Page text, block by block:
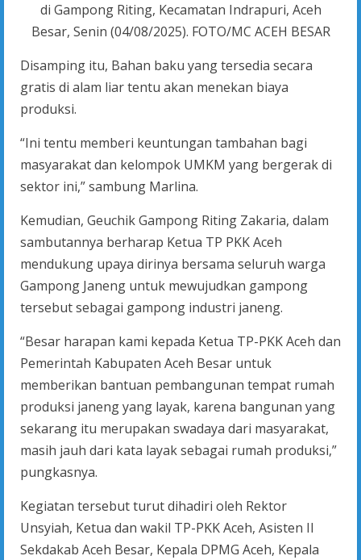
di Gampong Riting, Kecamatan Indrapuri, Aceh
Besar, Senin (04/08/2025). FOTO/MC ACEH BESAR
Disamping itu, Bahan baku yang tersedia secara
gratis di alam liar tentu akan menekan biaya
produksi.
“Ini tentu memberi keuntungan tambahan bagi
masyarakat dan kelompok UMKM yang bergerak di
sektor ini,” sambung Marlina.
Kemudian, Geuchik Gampong Riting Zakaria, dalam
sambutannya berharap Ketua TP PKK Aceh
mendukung upaya dirinya bersama seluruh warga
Gampong Janeng untuk mewujudkan gampong
tersebut sebagai gampong industri janeng.
“Besar harapan kami kepada Ketua TP-PKK Aceh dan
Pemerintah Kabupaten Aceh Besar untuk
memberikan bantuan pembangunan tempat rumah
produksi janeng yang layak, karena bangunan yang
sekarang itu merupakan swadaya dari masyarakat,
masih jauh dari kata layak sebagai rumah produksi,”
pungkasnya.
Kegiatan tersebut turut dihadiri oleh Rektor
Unsyiah, Ketua dan wakil TP-PKK Aceh, Asisten II
Sekdakab Aceh Besar, Kepala DPMG Aceh, Kepala